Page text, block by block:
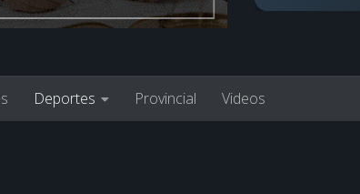
Deportes Provincial Videos